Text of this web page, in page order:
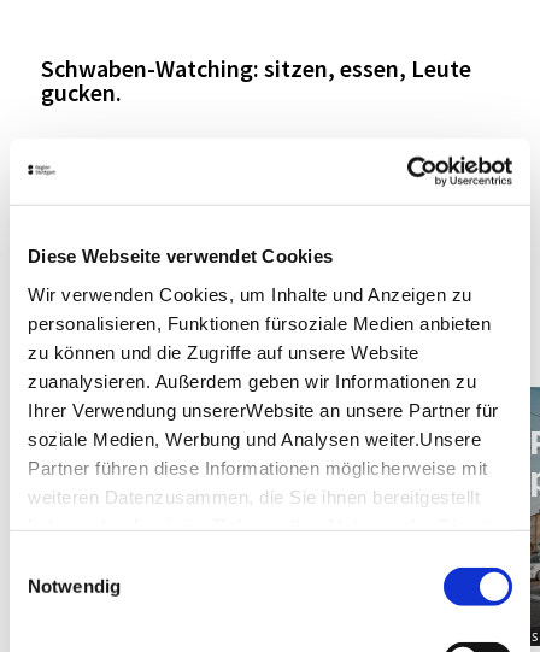
Diese Webseite verwendet Cookies
Wir verwenden Cookies, um Inhalte und Anzeigen zu
personalisieren, Funktionen fürsoziale Medien anbieten
zu können und die Zugriffe auf unsere Website
zuanalysieren. Außerdem geben wir Informationen zu
Ihrer Verwendung unsererWebsite an unsere Partner für
soziale Medien, Werbung und Analysen weiter.Unsere
Partner führen diese Informationen möglicherweise mit
weiteren Datenzusammen, die Sie ihnen bereitgestellt
Impressum
Notwendig
Schwaben-Watching: sitzen, essen, Leute
gucken.
Platz. Zum Beispiel am Eduard-Pfeiffer-Platz. Mit
alle die Fensterbänke am „KiOst“ und genießen
genauso viel fröhliche Menschen, weniger Backstein
und mehr Grün wünscht, besucht das „Flora & Fauna“
im Unteren Schlossgarten.
Vier­tel, Food, Fas­sa­den am
Edu­ard-Pfeif­fer-Platz.
©